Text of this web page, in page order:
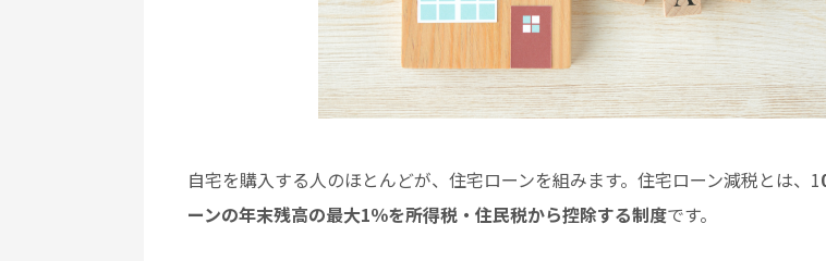
自宅を購入する人のほとんどが、住宅ローンを組みます。住宅ローン減税とは、1
ーンの年末残高の最大1％を所得税・住民税から控除する制度です。